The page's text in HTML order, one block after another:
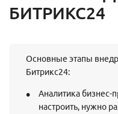
БИТРИКС24
Основные этапы
Битрикс24:
Аналитика бизнес-
настроить, нужно